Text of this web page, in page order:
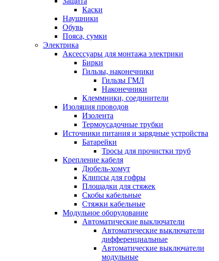
Каски
Наушники
Обувь
Пояса, сумки
Электрика
Аксессуары для монтажа электрики
Бирки
Гильзы, наконечники
Гильзы ГМЛ
Наконечники
Клеммники, соединители
Изоляция проводов
Изолента
Термоусадочные трубки
Источники питания и зарядные устройства
Батарейки
Тросы для прочистки труб
Крепление кабеля
Дюбель-хомут
Клипсы для гофры
Площадки для стяжек
Скобы кабельные
Стяжки кабельные
Модульное оборудование
Автоматические выключатели
Автоматические выключатели
дифференциальные
Автоматические выключатели
модульные